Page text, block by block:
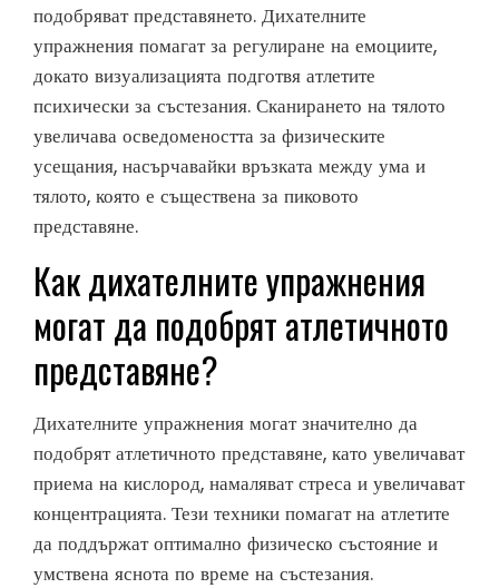
подобряват представянето. Дихателните
упражнения помагат за регулиране на емоциите,
докато визуализацията подготвя атлетите
психически за състезания. Сканирането на тялото
увеличава осведомеността за физическите
усещания, насърчавайки връзката между ума и
тялото, която е съществена за пиковото
представяне.
Как дихателните упражнения
могат да подобрят атлетичното
представяне?
Дихателните упражнения могат значително да
подобрят атлетичното представяне, като увеличават
приема на кислород, намаляват стреса и увеличават
концентрацията. Тези техники помагат на атлетите
да поддържат оптимално физическо състояние и
умствена яснота по време на състезания.